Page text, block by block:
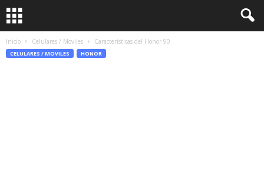
Inicio Celulares / Moviles Características del Honor 90
CELULARES / MOVILES HONOR